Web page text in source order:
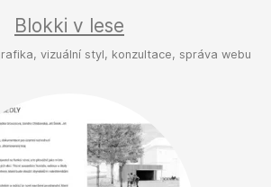
Blokki v lese
vizuální styl, konzultace, správa webu